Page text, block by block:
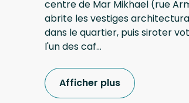
centre de Mar Mikhael (rue
abrite les vestiges
dans le quartier, puis siroter
l'un des caf...
Afficher plus